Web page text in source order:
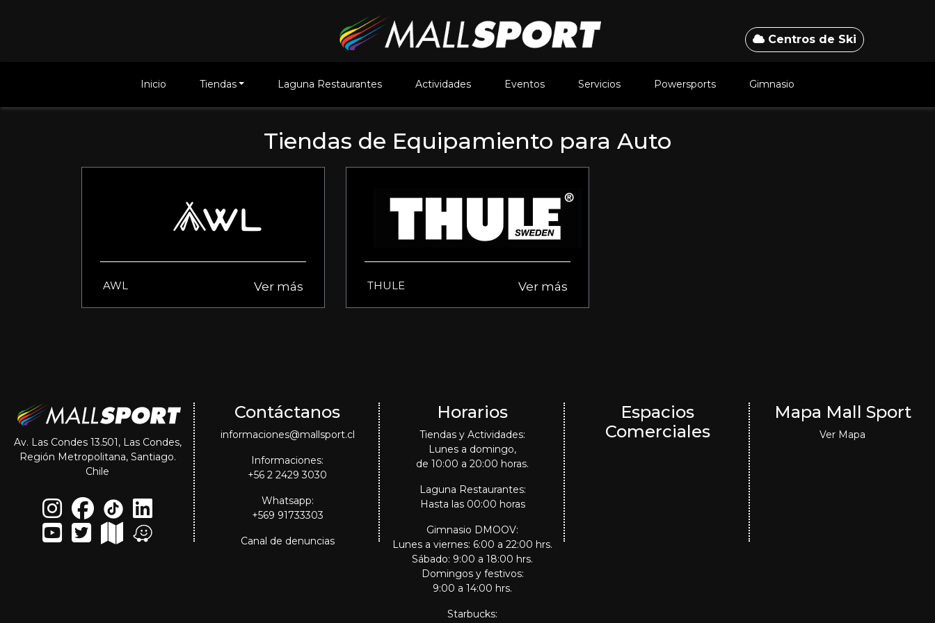
Centros de Ski
Inicio Tiendas Laguna Restaurantes Actividades Eventos Servicios Powersports Gimnasio
Tiendas de Equipamiento para Auto
AWL Ver más THULE Ver más
Av. Las Condes 13.501, Las Condes,
Región Metropolitana, Santiago.
Chile
Contáctanos
informaciones@mallsport.cl
Informaciones:
+56 2 2429 3030
Whatsapp:
+569 91733303
Canal de denuncias
Horarios
Tiendas y Actividades:
Lunes a domingo,
de 10:00 a 20:00 horas.
Laguna Restaurantes:
Hasta las 00:00 horas
Gimnasio DMOOV:
Lunes a viernes: 6:00 a 22:00 hrs.
Sábado: 9:00 a 18:00 hrs.
Domingos y festivos:
9:00 a 14:00 hrs.
Starbucks:
Espacios
Comerciales
Mapa Mall Sport
Ver Mapa